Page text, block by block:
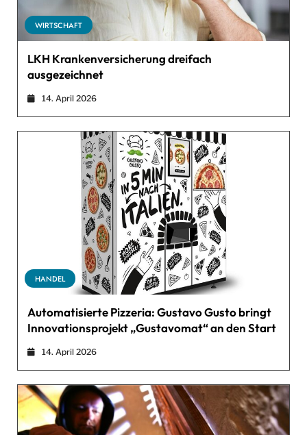
WIRTSCHAFT
LKH Krankenversicherung dreifach
ausgezeichnet
14. April 2026
HANDEL
Automatisierte Pizzeria: Gustavo Gusto bringt
Innovationsprojekt „Gustavomat“ an den Start
14. April 2026